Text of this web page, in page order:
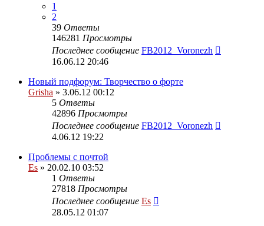
1
2
39 Ответы
146281 Просмотры
Последнее сообщение FB2012_Voronezh
16.06.12 20:46
Новый подфорум: Творчество о форте
Grisha » 3.06.12 00:12
5 Ответы
42896 Просмотры
Последнее сообщение FB2012_Voronezh
4.06.12 19:22
Проблемы с почтой
Es » 20.02.10 03:52
1 Ответы
27818 Просмотры
Последнее сообщение Es
28.05.12 01:07